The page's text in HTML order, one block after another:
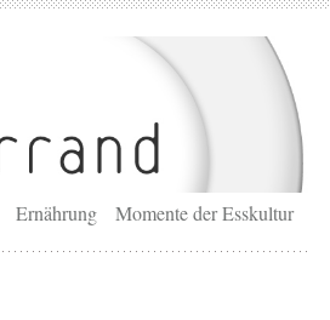
Ernährung Momente der Esskultur